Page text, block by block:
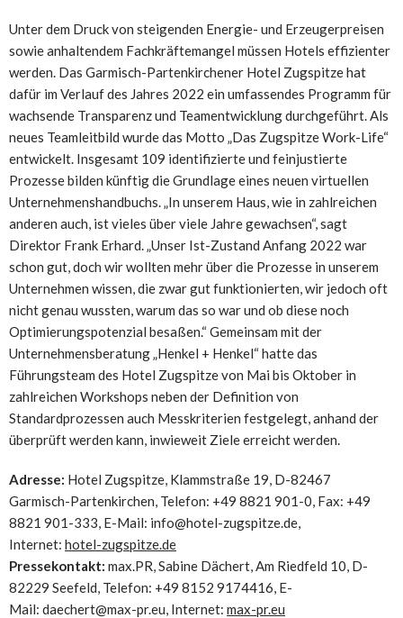
Unter dem Druck von steigenden Energie- und Erzeugerpreisen
sowie anhaltendem Fachkräftemangel müssen Hotels effizienter
werden. Das Garmisch-Partenkirchener Hotel Zugspitze hat
dafür im Verlauf des Jahres 2022 ein umfassendes Programm für
wachsende Transparenz und Teamentwicklung durchgeführt. Als
neues Teamleitbild wurde das Motto „Das Zugspitze Work-Life“
entwickelt. Insgesamt 109 identifizierte und feinjustierte
Prozesse bilden künftig die Grundlage eines neuen virtuellen
Unternehmenshandbuchs. „In unserem Haus, wie in zahlreichen
anderen auch, ist vieles über viele Jahre gewachsen“, sagt
Direktor Frank Erhard. „Unser Ist-Zustand Anfang 2022 war
schon gut, doch wir wollten mehr über die Prozesse in unserem
Unternehmen wissen, die zwar gut funktionierten, wir jedoch oft
nicht genau wussten, warum das so war und ob diese noch
Optimierungspotenzial besaßen.“ Gemeinsam mit der
Unternehmensberatung „Henkel + Henkel“ hatte das
Führungsteam des Hotel Zugspitze von Mai bis Oktober in
zahlreichen Workshops neben der Definition von
Standardprozessen auch Messkriterien festgelegt, anhand der
überprüft werden kann, inwieweit Ziele erreicht werden.
Adresse: Hotel Zugspitze, Klammstraße 19, D-82467
Garmisch-Partenkirchen, Telefon: +49 8821 901-0, Fax: +49
8821 901-333, E-Mail: info@hotel-zugspitze.de,
Internet: hotel-zugspitze.de
Pressekontakt: max.PR, Sabine Dächert, Am Riedfeld 10, D-
82229 Seefeld, Telefon: +49 8152 9174416, E-
Mail: daechert@max-pr.eu, Internet: max-pr.eu